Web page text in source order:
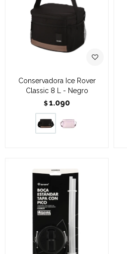
Conservadora Ice Rover
Classic 8 L - Negro
$ 1.090